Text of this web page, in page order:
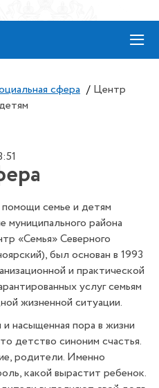
≡
сфера / Центр
семье и детям
муниципального района
«Семья» Северного
был основан в 1993
и практической
услуг семьям
жизненной ситуации.
насыщенная пора в жизни
детство синоним счастья.
родители. Именно
какой вырастит ребенок.